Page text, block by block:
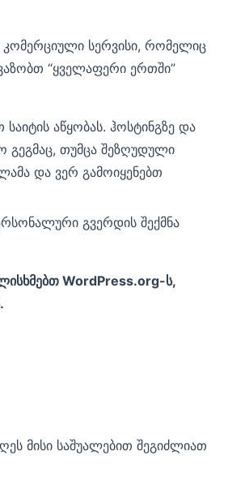
კომერციული სერვისი, რომელიც
“ყველაფერი ერთში”
აწყობას. ჰოსტინგზე და
გეგმაც, თუმცა შეზღუდული
და ვერ გამოიყენებთ
გვერდის შექმნა
WordPress.org-ს,
მისი საშუალებით შეგიძლიათ